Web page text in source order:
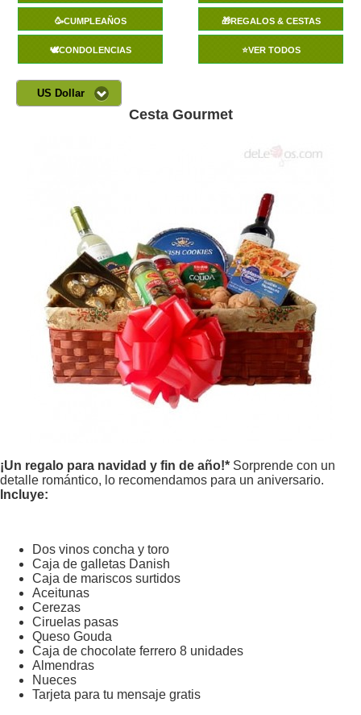
🥳CUMPLEAÑOS 🎁REGALOS & CESTAS
🕊️CONDOLENCIAS ⭐VER TODOS
US Dollar
Cesta Gourmet
¡Un regalo para navidad y fin de año!* Sorprende con un
detalle romántico, lo recomendamos para un aniversario.
Incluye:
Dos vinos concha y toro
Caja de galletas Danish
Caja de mariscos surtidos
Aceitunas
Cerezas
Ciruelas pasas
Queso Gouda
Caja de chocolate ferrero 8 unidades
Almendras
Nueces
Tarjeta para tu mensaje gratis